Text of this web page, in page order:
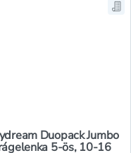
bevásárló listára,
Duopack Jumbo
5-ös, 10-16